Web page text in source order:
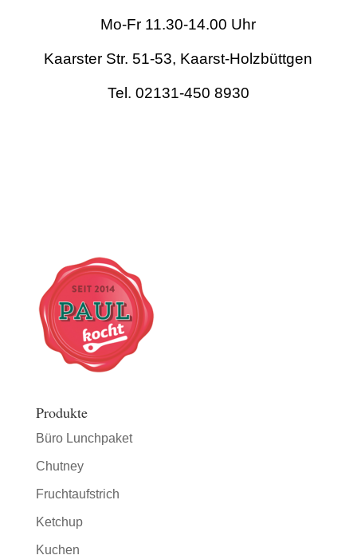
Mo-Fr 11.30-14.00 Uhr
Kaarster Str. 51-53, Kaarst-Holzbüttgen
Tel. 02131-450 8930
Produkte
Büro Lunchpaket
Chutney
Fruchtaufstrich
Ketchup
Kuchen